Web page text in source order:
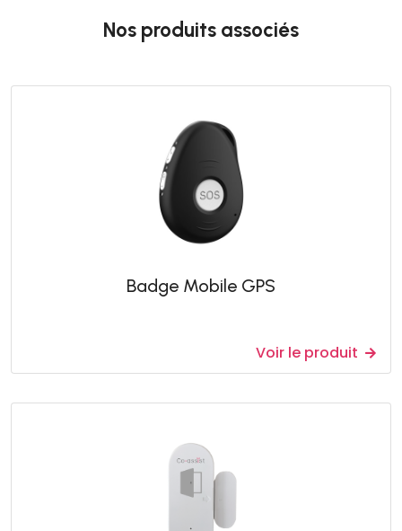
Nos produits associés
Badge Mobile GPS
Voir le produit